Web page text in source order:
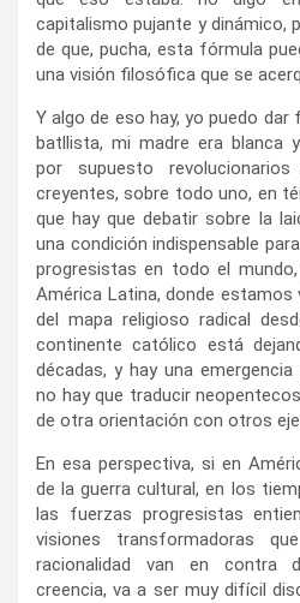
capitalismo pujante y dinámico,
de que, pucha, esta fórmula
una visión filosófica que se
Y algo de eso hay, yo puedo
batllista, mi madre era blanca
por supuesto
creyentes, sobre todo uno, en
que hay que debatir sobre la
una condición indispensable
progresistas en todo el
América Latina, donde estamos
del mapa religioso radical
continente católico está
décadas, y hay una
no hay que traducir
de otra orientación con otros
En esa perspectiva, si en
de la guerra cultural, en los
las fuerzas progresistas
visiones transformadoras
racionalidad van en contra
creencia, va a ser muy difícil